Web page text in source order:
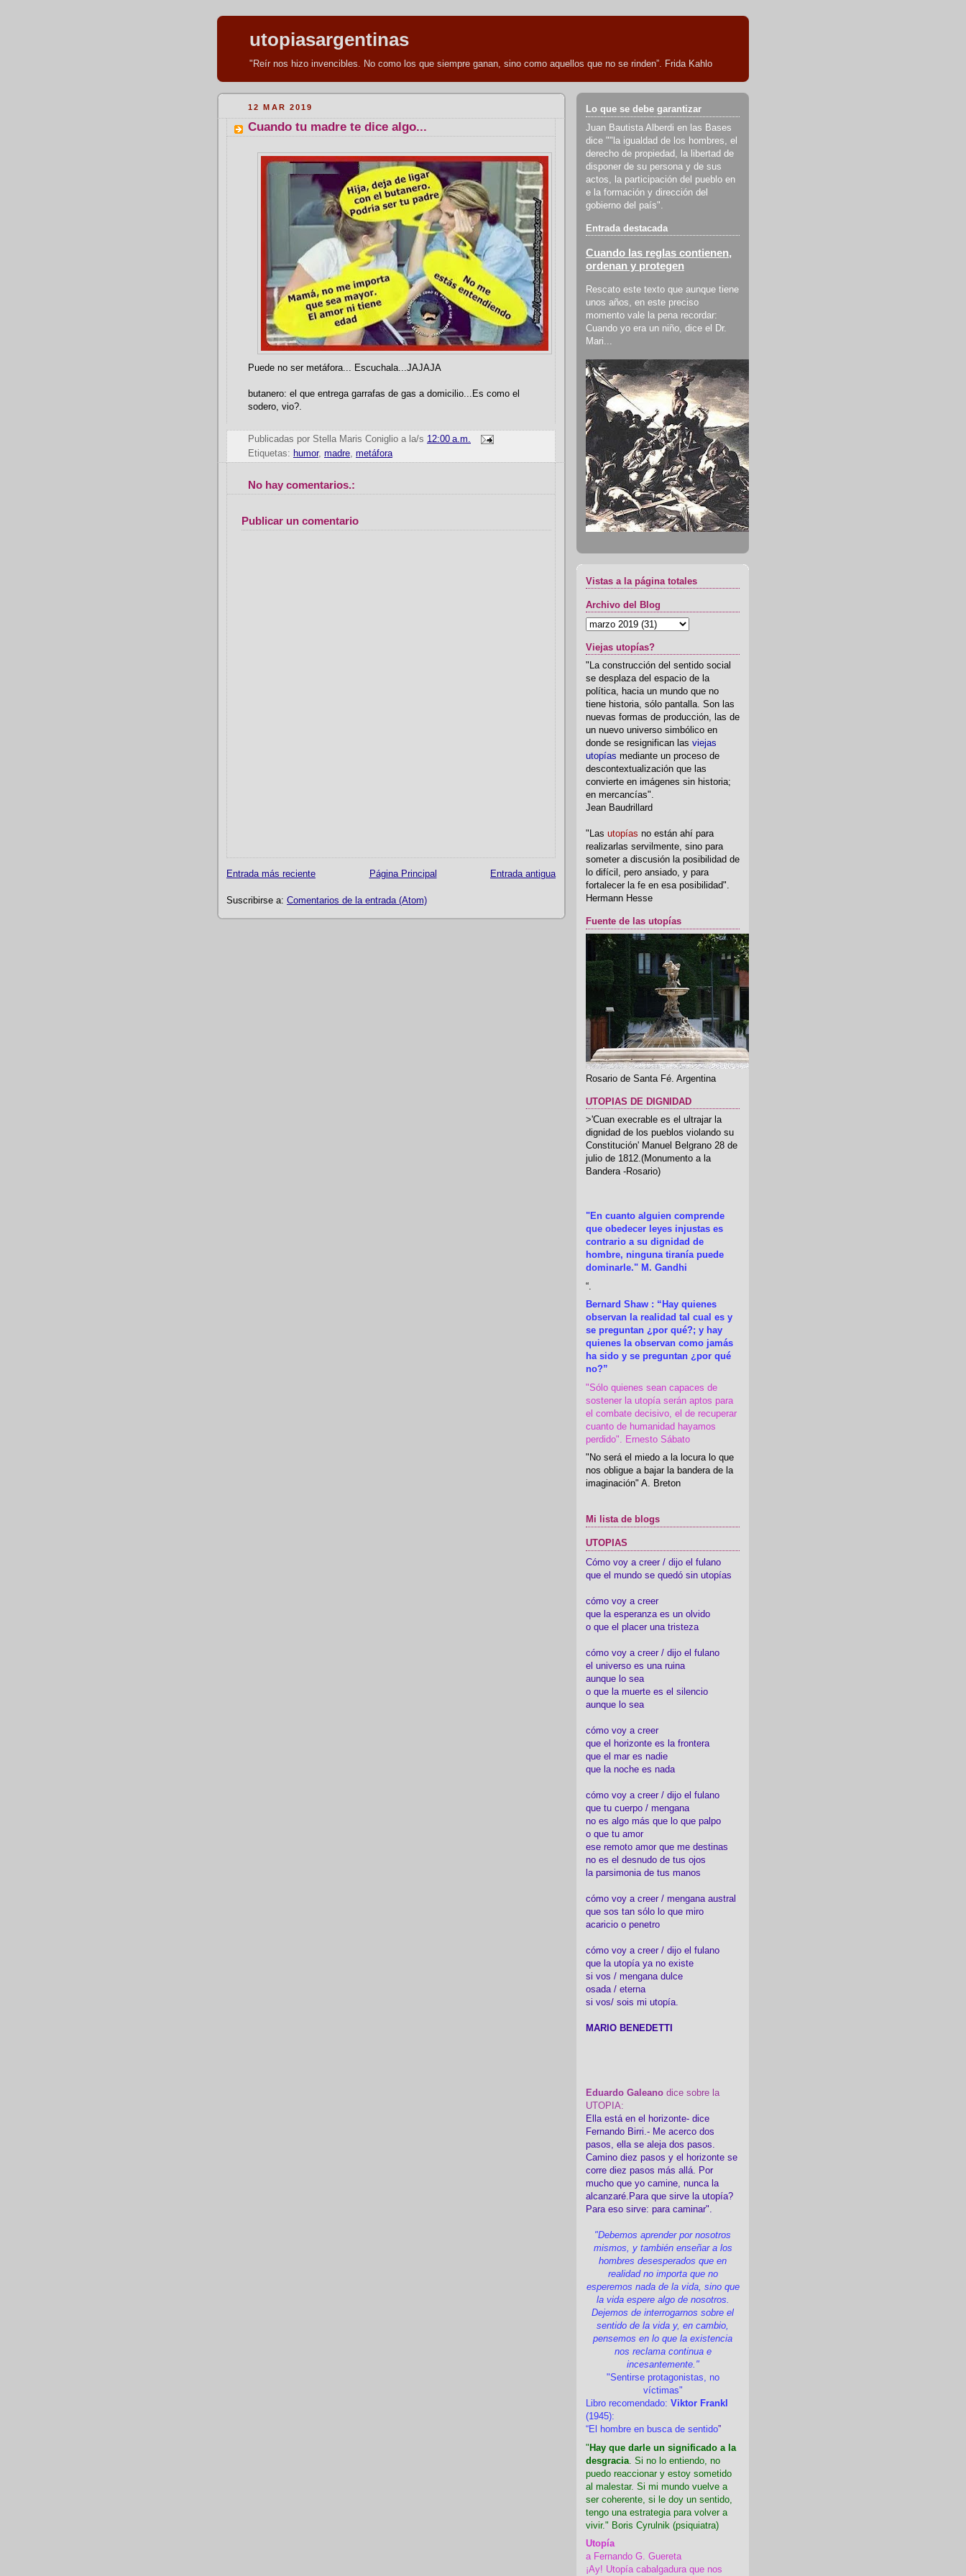
utopiasargentinas
"Reír nos hizo invencibles. No como los que siempre ganan, sino como aquellos que no se rinden”. Frida Kahlo
12 MAR 2019
Cuando tu madre te dice algo...
Puede no ser metáfora... Escuchala...JAJAJA
butanero: el que entrega garrafas de gas a domicilio...Es como el
sodero, vio?.
Publicadas por Stella Maris Coniglio a la/s 12:00 a.m.
Etiquetas: humor, madre, metáfora
No hay comentarios.:
Publicar un comentario
Entrada más reciente Entrada antigua
Página Principal
Suscribirse a: Comentarios de la entrada (Atom)
Lo que se debe garantizar
Juan Bautista Alberdi en las Bases
dice ""la igualdad de los hombres, el
derecho de propiedad, la libertad de
disponer de su persona y de sus
actos, la participación del pueblo en
e la formación y dirección del
gobierno del país".
Entrada destacada
Cuando las reglas contienen,
ordenan y protegen
Rescato este texto que aunque tiene
unos años, en este preciso
momento vale la pena recordar:
Cuando yo era un niño, dice el Dr.
Mari...
Vistas a la página totales
Archivo del Blog
Viejas utopías?
"La construcción del sentido social
se desplaza del espacio de la
política, hacia un mundo que no
tiene historia, sólo pantalla. Son las
nuevas formas de producción, las de
un nuevo universo simbólico en
donde se resignifican las viejas
utopías mediante un proceso de
descontextualización que las
convierte en imágenes sin historia;
en mercancías".
Jean Baudrillard
"Las utopías no están ahí para
realizarlas servilmente, sino para
someter a discusión la posibilidad de
lo difícil, pero ansiado, y para
fortalecer la fe en esa posibilidad".
Hermann Hesse
Fuente de las utopías
Rosario de Santa Fé. Argentina
UTOPIAS DE DIGNIDAD
>'Cuan execrable es el ultrajar la
dignidad de los pueblos violando su
Constitución' Manuel Belgrano 28 de
julio de 1812.(Monumento a la
Bandera -Rosario)
"En cuanto alguien comprende
que obedecer leyes injustas es
contrario a su dignidad de
hombre, ninguna tiranía puede
dominarle." M. Gandhi
“
Bernard Shaw : “Hay quienes
observan la realidad tal cual es y
se preguntan ¿por qué?; y hay
quienes la observan como jamás
ha sido y se preguntan ¿por qué
no?”
"Sólo quienes sean capaces de
sostener la utopía serán aptos para
el combate decisivo, el de recuperar
cuanto de humanidad hayamos
perdido". Ernesto Sábato
"No será el miedo a la locura lo que
nos obligue a bajar la bandera de la
imaginación" A. Breton
Mi lista de blogs
UTOPIAS
Cómo voy a creer / dijo el fulano
que el mundo se quedó sin utopías
cómo voy a creer
que la esperanza es un olvido
o que el placer una tristeza
cómo voy a creer / dijo el fulano
el universo es una ruina
aunque lo sea
o que la muerte es el silencio
aunque lo sea
cómo voy a creer
que el horizonte es la frontera
que el mar es nadie
que la noche es nada
cómo voy a creer / dijo el fulano
que tu cuerpo / mengana
no es algo más que lo que palpo
o que tu amor
ese remoto amor que me destinas
no es el desnudo de tus ojos
la parsimonia de tus manos
cómo voy a creer / mengana austral
que sos tan sólo lo que miro
acaricio o penetro
cómo voy a creer / dijo el fulano
que la utopía ya no existe
si vos / mengana dulce
osada / eterna
si vos/ sois mi utopía.
MARIO BENEDETTI
Eduardo Galeano dice sobre la
UTOPIA:
Ella está en el horizonte- dice
Fernando Birri.- Me acerco dos
pasos, ella se aleja dos pasos.
Camino diez pasos y el horizonte se
corre diez pasos más allá. Por
mucho que yo camine, nunca la
alcanzaré.Para que sirve la utopía?
Para eso sirve: para caminar".
"Debemos aprender por nosotros
mismos, y también enseñar a los
hombres desesperados que en
realidad no importa que no
esperemos nada de la vida, sino que
la vida espere algo de nosotros.
Dejemos de interrogarnos sobre el
sentido de la vida y, en cambio,
pensemos en lo que la existencia
nos reclama continua e
incesantemente."
"Sentirse protagonistas, no
víctimas"
Libro recomendado: Viktor Frankl
(1945):
“El hombre en busca de sentido”
" Hay que darle un significado a la
desgracia. Si no lo entiendo, no
puedo reaccionar y estoy sometido
al malestar. Si mi mundo vuelve a
ser coherente, si le doy un sentido,
tengo una estrategia para volver a
vivir." Boris Cyrulnik (psiquiatra)
Utopía
a Fernando G. Guereta
¡Ay! Utopía cabalgadura que nos